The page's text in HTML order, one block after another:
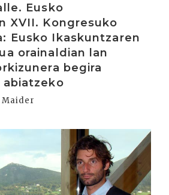
Eusko
XVII. Kongresuko
Eusko Ikaskuntzaren
orainaldian lan
begira
Maider